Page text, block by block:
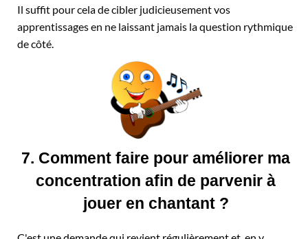
Il suffit pour cela de cibler judicieusement vos
apprentissages en ne laissant jamais la question rythmique
de côté.
7. Comment faire pour améliorer ma
concentration afin de parvenir à
jouer en chantant ?